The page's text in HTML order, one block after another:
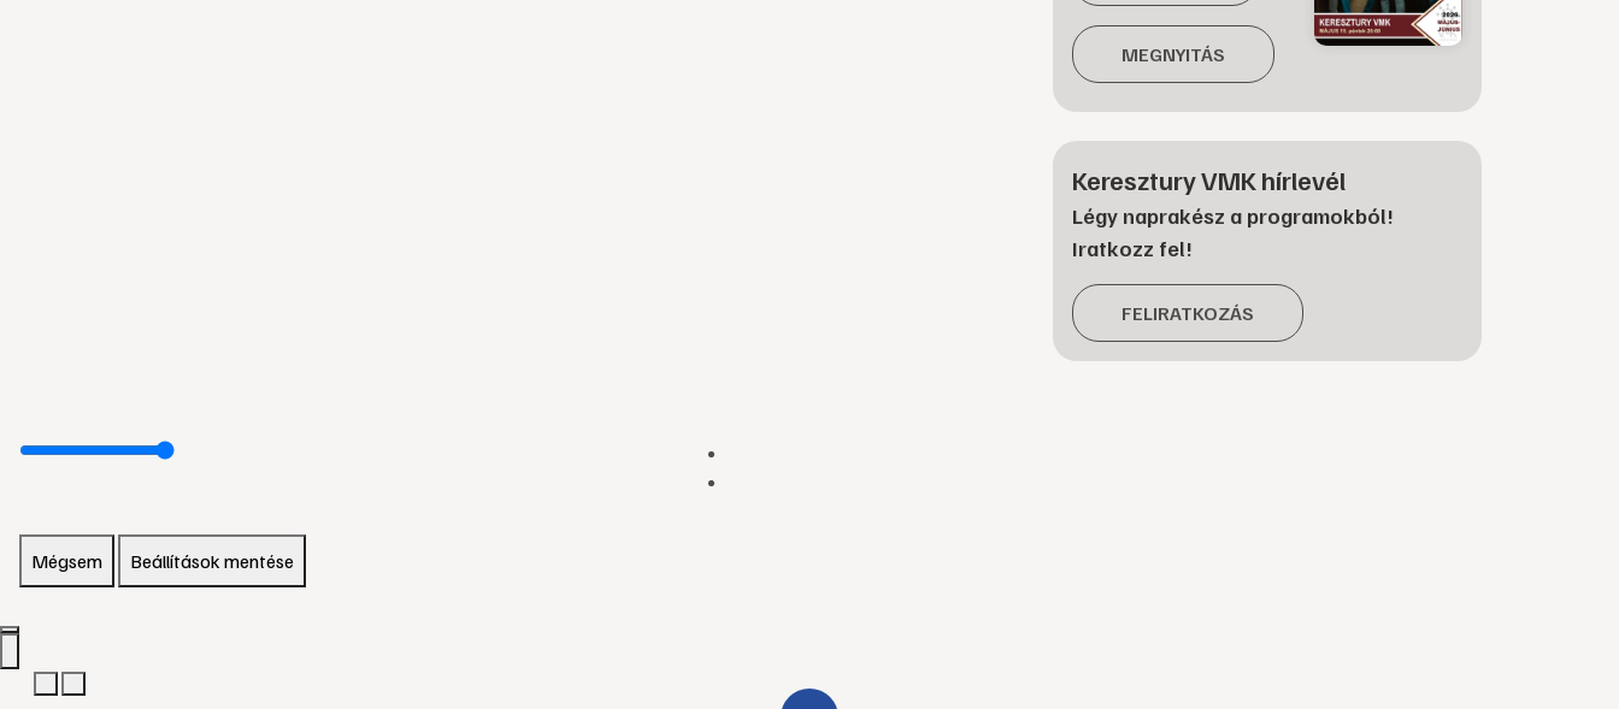
MEGNYITÁS
Keresztury VMK hírlevél
Légy naprakész a programokból!
Iratkozz fel!
FELIRATKOZÁS
Mégsem Beállítások mentése